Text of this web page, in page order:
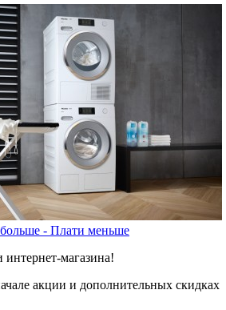
- Плати меньше
магазина!
акции и дополнительных скидках